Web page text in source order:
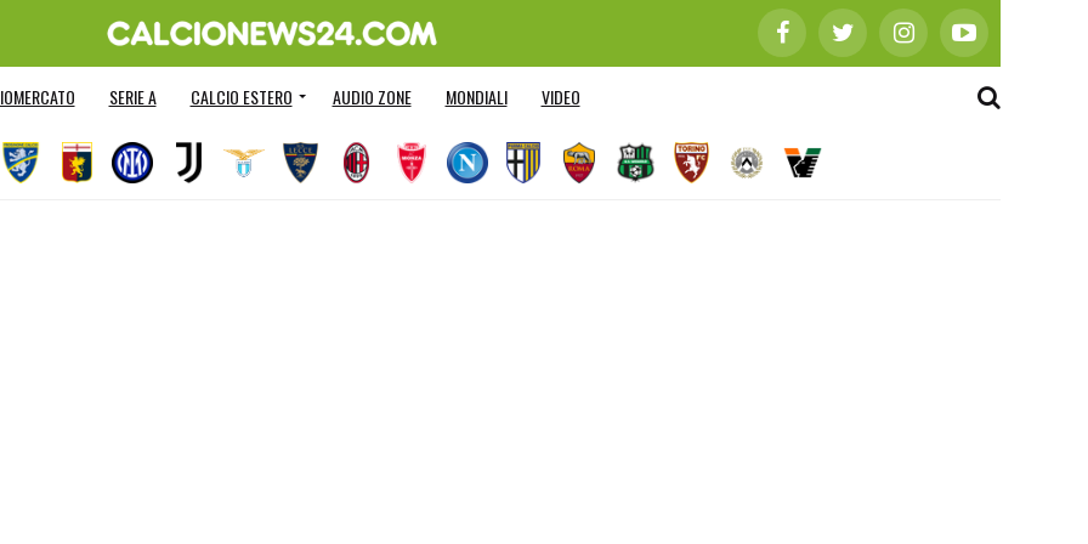
SERIE A CALCIO ESTERO AUDIO ZONE MONDIALI VIDEO